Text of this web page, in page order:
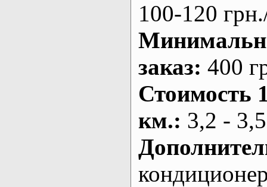
100-120
заказ: 400
Стоимость
км.: 3,2 -